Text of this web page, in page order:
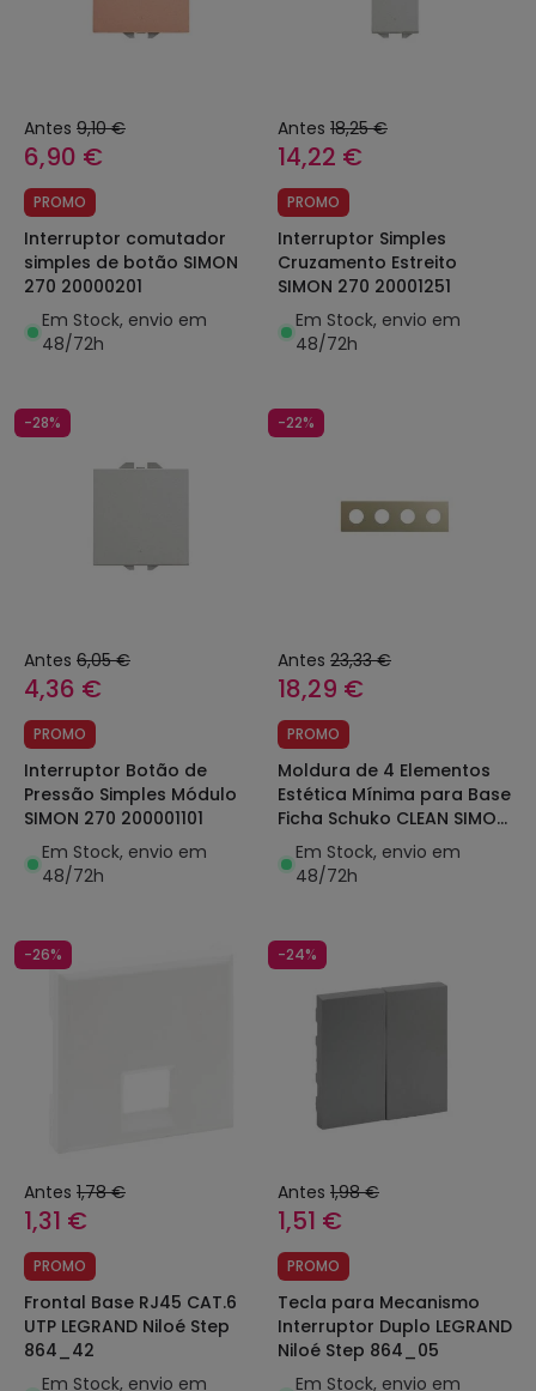
Antes 9,10 €
6,90 €
PROMO
Interruptor comutador
simples de botão SIMON
270 20000201
Em Stock, envio em
48/72h
Antes 18,25 €
14,22 €
PROMO
Interruptor Simples
Cruzamento Estreito
SIMON 270 20001251
Em Stock, envio em
48/72h
-28%
Antes 6,05 €
4,36 €
PROMO
Interruptor Botão de
Pressão Simples Módulo
SIMON 270 200001101
Em Stock, envio em
48/72h
-22%
Antes 23,33 €
18,29 €
PROMO
Moldura de 4 Elementos
Estética Mínima para Base
Ficha Schuko CLEAN SIMON
270 27110640
Em Stock, envio em
48/72h
-26%
Antes 1,78 €
1,31 €
PROMO
Frontal Base RJ45 CAT.6
UTP LEGRAND Niloé Step
864_42
Em Stock, envio em
-24%
Antes 1,98 €
1,51 €
PROMO
Tecla para Mecanismo
Interruptor Duplo LEGRAND
Niloé Step 864_05
Em Stock, envio em